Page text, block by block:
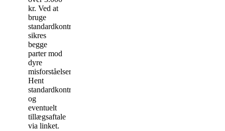
kr. Ved at
bruge
standardkontrakten
sikres
begge
parter mod
dyre
misforståelser.
Hent
standardkontrakten
og
eventuelt
tillægsaftale
via linket.